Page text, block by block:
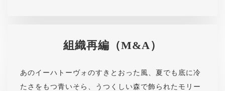
組織再編（M&A）
あのイーハトーヴォのすきとおった風、夏でも底に冷
たさをもつ青いそら、うつくしい森で飾られたモリー